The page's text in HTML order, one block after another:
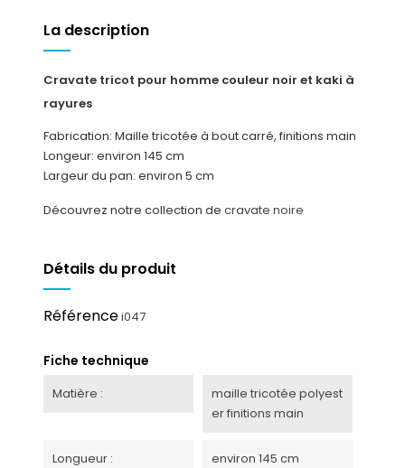
La description
Cravate tricot pour homme couleur noir et kaki à
rayures
Fabrication: Maille tricotée à bout carré, finitions main
Longeur: environ 145 cm
Largeur du pan: environ 5 cm
Découvrez notre collection de cravate noire
Détails du produit
Référencei047
Fiche technique
Matière :
maille tricotée polyest
er finitions main
Longueur : environ 145 cm